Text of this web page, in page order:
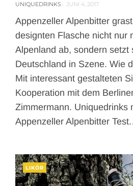
UNIQUEDRINKS JUNI 4, 2017
Appenzeller Alpenbitter
designten Flasche nicht nur
Alpenland ab, sondern setzt
Deutschland in Szene. Wie
Mit interessant gestalteten
Kooperation mit dem
Zimmermann. Uniquedrinks
Appenzeller Alpenbitter
LIKÖR